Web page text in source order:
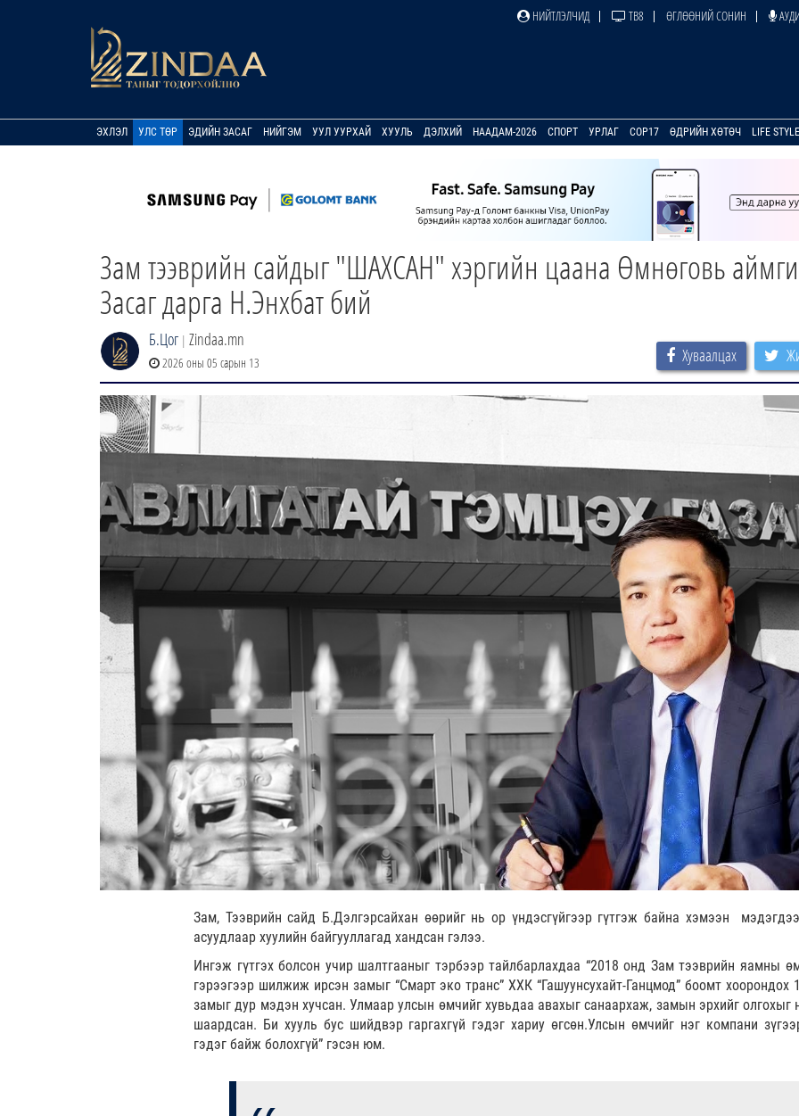
НИЙТЛЭЛЧИД ТВ8 ӨГЛӨӨНИЙ СОНИН
ЭХЛЭЛ УЛС ТӨР ЭДИЙН ЗАСАГ НИЙГЭМ УУЛ УУРХАЙ ХУУЛЬ ДЭЛХИЙ НААДАМ-2026 СПОРТ УРЛАГ COP17 ӨДРИЙН ХӨТӨЧ LIFE STYLE
Зам тээврийн сайдыг "ШАХСАН" хэргийн цаана Өмнөговь
Засаг дарга Н.Энхбат бий
Б.Цог | Zindaa.mn
2026 оны 05 сарын 13 Хуваалцах
Зам, Тээврийн сайд Б.Дэлгэрсайхан өөрийг нь ор үндэсгүйгээр гүтгэж байна хэмээн
асуудлаар хуулийн байгууллагад хандсан гэлээ.
Ингэж гүтгэх болсон учир шалтгааныг тэрбээр тайлбарлахдаа “2018 онд Зам тээврийн яамны
гэрээгээр шилжиж ирсэн замыг “Смарт эко транс” ХХК “Гашуунсухайт-Ганцмод” боомт хоорондох
замыг дур мэдэн хучсан. Улмаар улсын өмчийг хувьдаа авахыг санаархаж, замын эрхийг олгохыг
шаардсан. Би хууль бус шийдвэр гаргахгүй гэдэг хариу өгсөн.Улсын өмчийг нэг компани
гэдэг байж болохгүй” гэсэн юм.